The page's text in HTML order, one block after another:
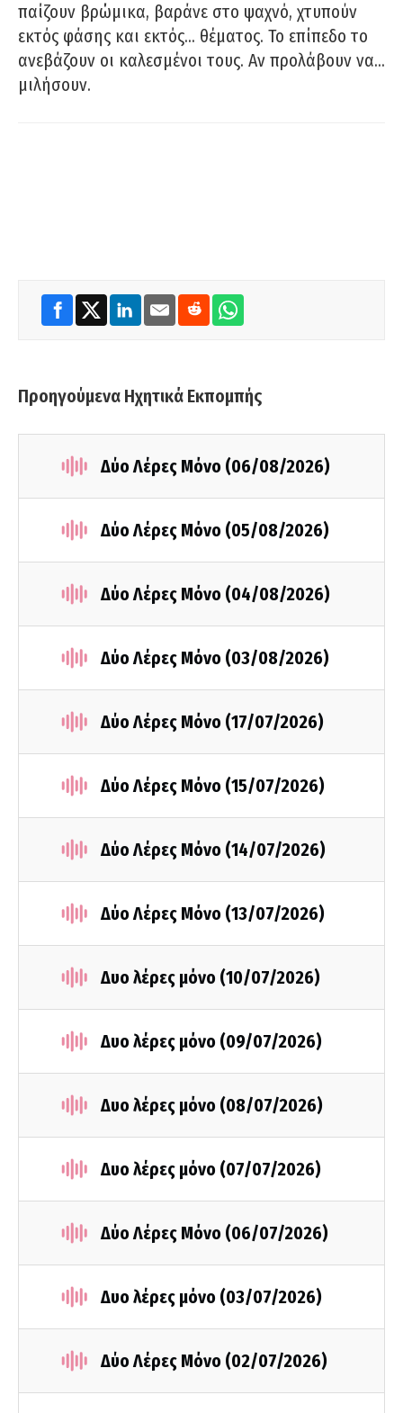
παίζουν βρώμικα, βαράνε στο ψαχνό, χτυπούν
εκτός φάσης και εκτός… θέματος. Το επίπεδο το
ανεβάζουν οι καλεσμένοι τους. Αν προλάβουν να…
μιλήσουν.
Προηγούμενα Ηχητικά Εκπομπής
Δύο Λέρες Μόνο (06/08/2026)
Δύο Λέρες Μόνο (05/08/2026)
Δύο Λέρες Μόνο (04/08/2026)
Δύο Λέρες Μόνο (03/08/2026)
Δύο Λέρες Μόνο (17/07/2026)
Δύο Λέρες Μόνο (15/07/2026)
Δύο Λέρες Μόνο (14/07/2026)
Δύο Λέρες Μόνο (13/07/2026)
Δυο λέρες μόνο (10/07/2026)
Δυο λέρες μόνο (09/07/2026)
Δυο λέρες μόνο (08/07/2026)
Δυο λέρες μόνο (07/07/2026)
Δύο Λέρες Μόνο (06/07/2026)
Δυο λέρες μόνο (03/07/2026)
Δύο Λέρες Μόνο (02/07/2026)